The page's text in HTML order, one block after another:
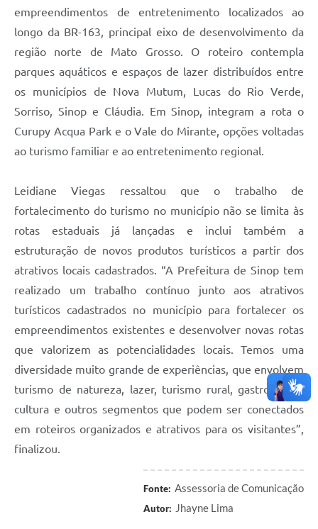
empreendimentos de entretenimento localizados ao
longo da BR-163, principal eixo de desenvolvimento da
região norte de Mato Grosso. O roteiro contempla
parques aquáticos e espaços de lazer distribuídos entre
os municípios de Nova Mutum, Lucas do Rio Verde,
Sorriso, Sinop e Cláudia. Em Sinop, integram a rota o
Curupy Acqua Park e o Vale do Mirante, opções voltadas
ao turismo familiar e ao entretenimento regional.
Leidiane Viegas ressaltou que o trabalho de
fortalecimento do turismo no município não se limita às
rotas estaduais já lançadas e inclui também a
estruturação de novos produtos turísticos a partir dos
atrativos locais cadastrados. “A Prefeitura de Sinop tem
realizado um trabalho contínuo junto aos atrativos
turísticos cadastrados no município para fortalecer os
empreendimentos existentes e desenvolver novas rotas
que valorizem as potencialidades locais. Temos uma
diversidade muito grande de experiências, que envolvem
turismo de natureza, lazer, turismo rural, gastronomia,
cultura e outros segmentos que podem ser conectados
em roteiros organizados e atrativos para os visitantes”,
finalizou.
Fonte: Assessoria de Comunicação
Autor: Jhayne Lima